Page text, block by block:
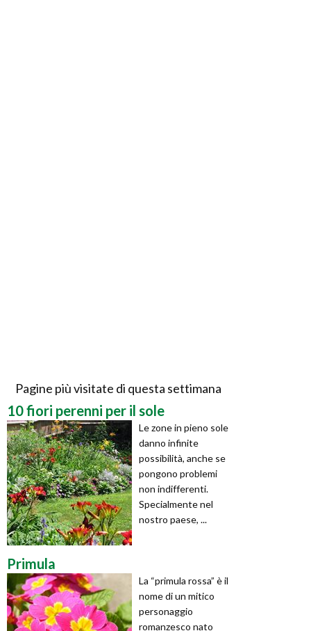
Pagine più visitate di questa settimana
10 fiori perenni per il sole
Le zone in pieno sole
danno infinite
possibilità, anche se
pongono problemi
non indifferenti.
Specialmente nel
nostro paese, ...
Primula
La “primula rossa” è il
nome di un mitico
personaggio
romanzesco nato